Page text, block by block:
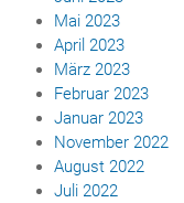
Mai 2023
April 2023
März 2023
Februar 2023
Januar 2023
November 2022
August 2022
Juli 2022